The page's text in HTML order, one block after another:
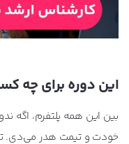
این دوره برای چه
بین این همه پلتفرم، اگه
خودت و تیمت هدر می‌دی.